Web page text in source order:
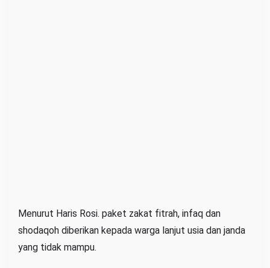
h
Menurut Haris Rosi. paket zakat fitrah, infaq dan
shodaqoh diberikan kepada warga lanjut usia dan janda
yang tidak mampu.